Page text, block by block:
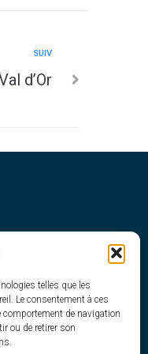
telles que les
Le consentement à ces
comportement de navigation
ou de retirer son
SUIV
d’Or